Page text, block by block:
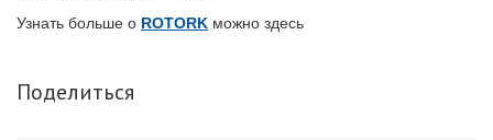
Узнать больше о ROTORK можно здесь
Поделиться